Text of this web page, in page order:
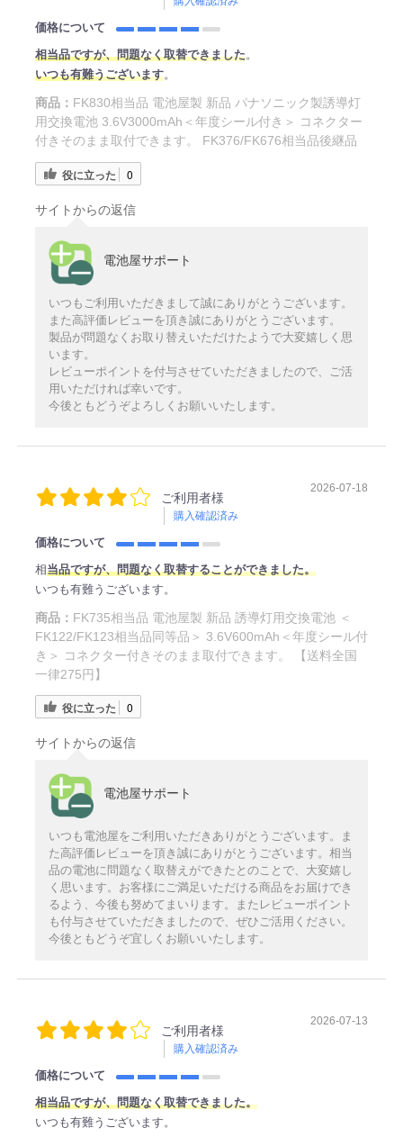
価格について
相当品ですが、問題なく取替できました。
いつも有難うございます。
商品： FK830相当品 電池屋製 新品 パナソニック製誘導灯
用交換電池 3.6V3000mAh＜年度シール付き＞ コネクター
付きそのまま取付できます。 FK376/FK676相当品後継品
役に立った 0
サイトからの返信
電池屋サポート
いつもご利用いただきまして誠にありがとうございます。
また高評価レビューを頂き誠にありがとうございます。
製品が問題なくお取り替えいただけたようで大変嬉しく思
います。
レビューポイントを付与させていただきましたので、ご活
用いただければ幸いです。
今後ともどうぞよろしくお願いいたします。
ご利用者様
購入確認済み
2026-07-18
価格について
相当品ですが、問題なく取替することができました。
いつも有難うございます。
商品： FK735相当品 電池屋製 新品 誘導灯用交換電池 ＜
FK122/FK123相当品同等品＞ 3.6V600mAh＜年度シール付
き＞ コネクター付きそのまま取付できます。 【送料全国
一律275円】
役に立った 0
サイトからの返信
電池屋サポート
いつも電池屋をご利用いただきありがとうございます。ま
た高評価レビューを頂き誠にありがとうございます。相当
品の電池に問題なく取替えができたとのことで、大変嬉し
く思います。お客様にご満足いただける商品をお届けでき
るよう、今後も努めてまいります。またレビューポイント
も付与させていただきましたので、ぜひご活用ください。
今後ともどうぞ宜しくお願いいたします。
ご利用者様
購入確認済み
2026-07-13
価格について
相当品ですが、問題なく取替できました。
いつも有難うございます。